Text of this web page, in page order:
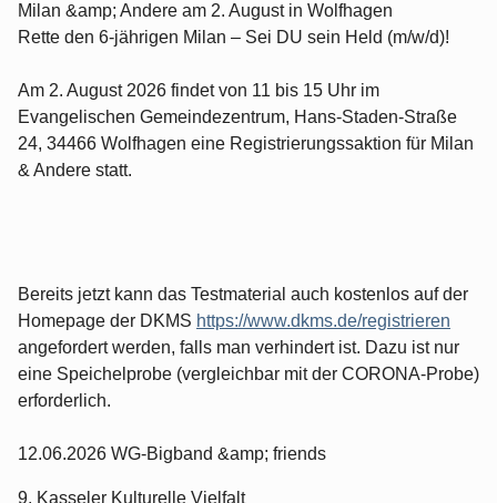
Milan &amp; Andere am 2. August in Wolfhagen
Rette den 6-jährigen Milan – Sei DU sein Held (m/w/d)!
Am 2. August 2026 findet von 11 bis 15 Uhr im
Evangelischen Gemeindezentrum, Hans-Staden-Straße
24, 34466 Wolfhagen eine Registrierungssaktion für Milan
& Andere statt.
Bereits jetzt kann das Testmaterial auch kostenlos auf der
Homepage der DKMS https://www.dkms.de/registrieren
angefordert werden, falls man verhindert ist. Dazu ist nur
eine Speichelprobe (vergleichbar mit der CORONA-Probe)
erforderlich.
12.06.2026 WG-Bigband &amp; friends
9. Kasseler Kulturelle Vielfalt